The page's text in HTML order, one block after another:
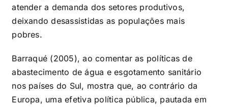
atender a demanda dos setores produtivos,
deixando desassistidas as populações mais
pobres.
Barraqué (2005), ao comentar as políticas de
abastecimento de água e esgotamento sanitário
nos países do Sul, mostra que, ao contrário da
Europa, uma efetiva política pública, pautada em